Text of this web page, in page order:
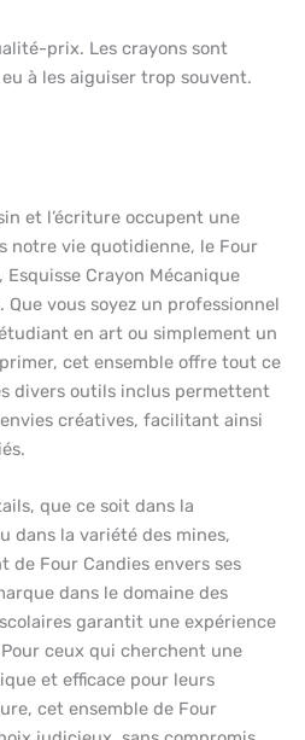
prix. Les crayons sont
à les aiguiser trop souvent.
et l’écriture occupent une
notre vie quotidienne, le Four
Crayon Mécanique
vous soyez un professionnel
en art ou simplement un
cet ensemble offre tout ce
divers outils inclus permettent
créatives, facilitant ainsi
que ce soit dans la
dans la variété des mines,
de Four Candies envers ses
dans le domaine des
garantit une expérience
ceux qui cherchent une
et efficace pour leurs
cet ensemble de Four